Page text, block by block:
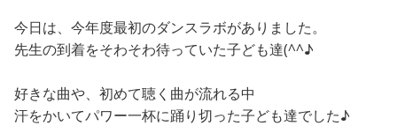
今日は、今年度最初のダンスラボがありました。
先生の到着をそわそわ待っていた子ども達(^^♪
好きな曲や、初めて聴く曲が流れる中
汗をかいてパワー一杯に踊り切った子ども達でした♪